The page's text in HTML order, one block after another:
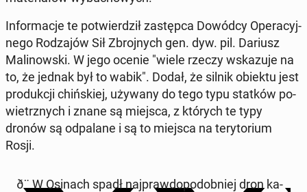
In­for­ma­cje te po­twier­dził za­stęp­ca Dowódcy Ope­ra­cyj­
ne­go Ro­dza­jów Sił Zbroj­nych gen. dyw. pil. Dariusz
Ma­li­now­ski. W jego ocenie "wiele rzeczy wska­zu­je na
to, że jednak był to wabik". Dodał, że silnik obiektu jest
pro­duk­cji chiń­skiej, używany do tego typu statków po­
wietrz­nych i znane są miejsca, z których te typy
dronów są od­pa­la­ne i są to miejsca na te­ry­to­rium
Rosji.
ð¨ W Osinach spadł naj­praw­do­po­dob­niej dron ka­